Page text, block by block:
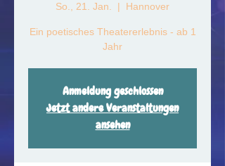
So., 21. Jan.
  |
Hannover
Ein poetisches Theatererlebnis - ab 1
Jahr
Anmeldung geschlossen
Jetzt andere Veranstaltungen
ansehen